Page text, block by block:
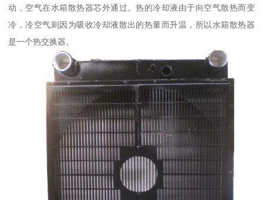
动，空气在水箱散热器芯外通过。热的冷却液由于向空气散热而变
冷，冷空气则因为吸收冷却液散出的热量而升温，所以水箱散热器
是一个热交换器。